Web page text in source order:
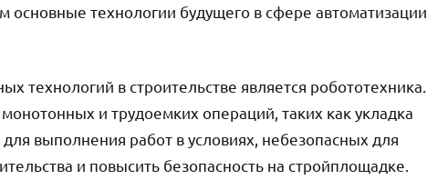
основные технологии будущего в сфере автоматизации
технологий в строительстве является робототехника.
и трудоемких операций, таких как укладка
выполнения работ в условиях, небезопасных для
и повысить безопасность на стройплощадке.